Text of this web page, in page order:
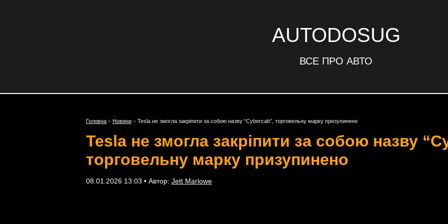
AUTODOSUG
ВСЕ ПРО АВТО
Головна » Новини » Tesla не змогла закріпити за собою назву “Cybercab”, торговельну марку призупинено
Tesla не змогла закріпити за собою назву
торговельну марку призупинено
08.01.2026 13:03 • Автор: Jett Marlowe